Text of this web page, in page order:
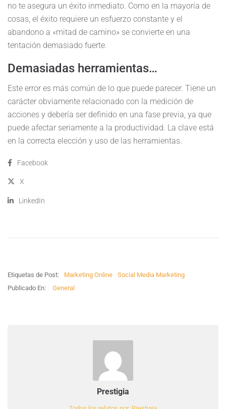
no te asegura un éxito inmediato. Como en la mayoría de
cosas, el éxito requiere un esfuerzo constante y el
abandono a «mitad de camino» se convierte en una
tentación demasiado fuerte.
Demasiadas herramientas…
Este error es más común de lo que puede parecer. Tiene un
carácter obviamente relacionado con la medición de
acciones y debería ser definido en una fase previa, ya que
puede afectar seriamente a la productividad. La clave está
en la correcta elección y uso de las herramientas.
Facebook
X
LinkedIn
Etiquetas de Post: Marketing Online
Social Media Marketing
Publicado En:
General
Prestigia